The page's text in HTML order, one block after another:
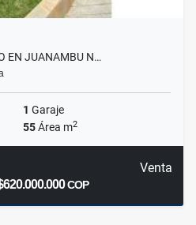
EN JUANAMBU N…
1 Garaje
55Área m2
Venta
COP